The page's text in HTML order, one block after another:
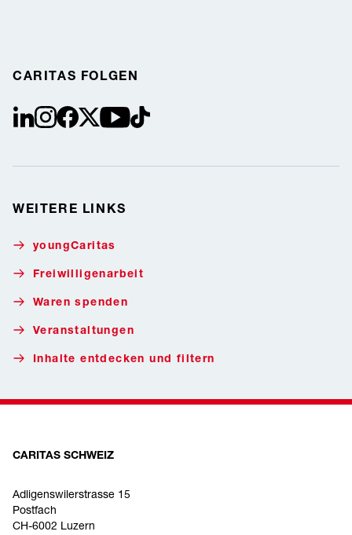
CARITAS FOLGEN
linkedininstagram
facebookTwitter / X
youtube
tiktok
WEITERE LINKS
youngCaritas
Freiwilligenarbeit
Waren spenden
Veranstaltungen
Inhalte entdecken und filtern
CARITAS SCHWEIZ
Adligenswilerstrasse 15
Postfach
CH-6002 Luzern